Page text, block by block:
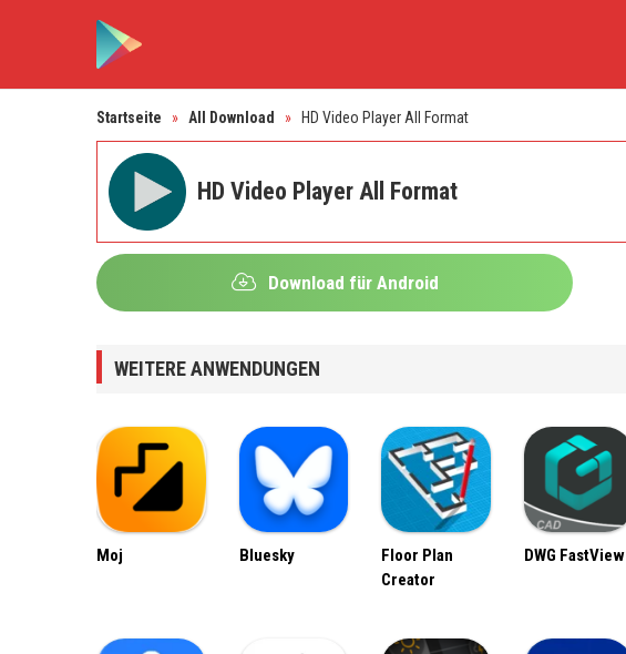
Startseite » All Download » HD Video Player All Format
HD Video Player All Format
Download für Android
WEITERE ANWENDUNGEN
Moj Bluesky
Floor Plan
Creator
DWG FastView